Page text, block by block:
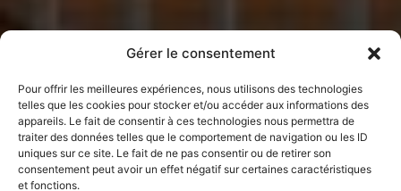
Gérer le consentement
Pour offrir les meilleures expériences, nous utilisons des technologies
telles que les cookies pour stocker et/ou accéder aux informations des
appareils. Le fait de consentir à ces technologies nous permettra de
traiter des données telles que le comportement de navigation ou les ID
uniques sur ce site. Le fait de ne pas consentir ou de retirer son
consentement peut avoir un effet négatif sur certaines caractéristiques
et fonctions.